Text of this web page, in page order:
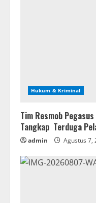
Hukum & Kriminal
Tim Resmob
Tangkap Terduga
admin Agustus 7,